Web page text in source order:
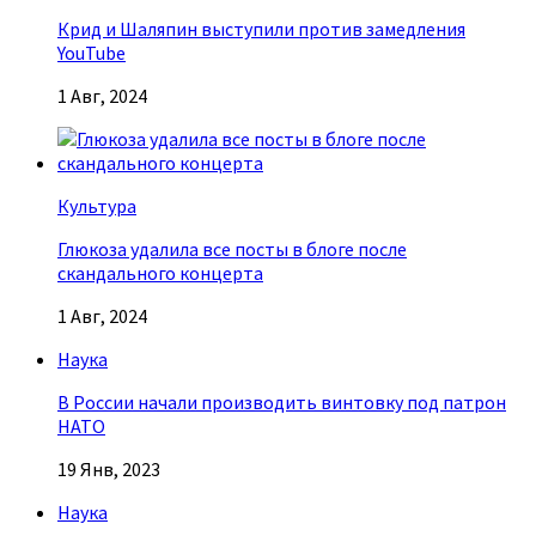
Крид и Шаляпин выступили против замедления
YouTube
1 Авг, 2024
Культура
Глюкоза удалила все посты в блоге после
скандального концерта
1 Авг, 2024
Наука
В России начали производить винтовку под патрон
НАТО
19 Янв, 2023
Наука